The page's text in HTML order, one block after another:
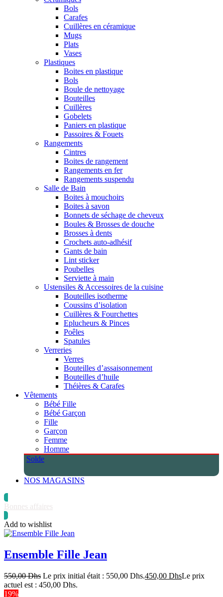
Bols
Carafes
Cuillères en céramique
Mugs
Plats
Vases
Plastiques
Boites en plastique
Bols
Boule de nettoyage
Bouteilles
Cuillères
Gobelets
Paniers en plastique
Passoires & Fouets
Rangements
Cintres
Boites de rangement
Rangements en fer
Rangements suspendu
Salle de Bain
Boites à mouchoirs
Boites à savon
Bonnets de séchage de cheveux
Boules & Brosses de douche
Brosses à dents
Crochets auto-adhésif
Gants de bain
Lint sticker
Poubelles
Serviette à main
Ustensiles & Accessoires de la cuisine
Bouteilles isotherme
Coussins d’isolation
Cuillères & Fourchettes
Eplucheurs & Pinces
Poêles
Spatules
Verreries
Verres
Bouteilles d’assaisonnement
Bouteilles d’huile
Théières & Carafes
Vêtements
Bébé Fille
Bébé Garçon
Fille
Garçon
Femme
Homme
Solde
NOS MAGASINS
Bonnes affaires
Add to wishlist
Ensemble Fille Jean
550,00Dhs Le prix initial était : 550,00 Dhs.450,00 DhsLe prix
actuel est : 450,00 Dhs.
19%